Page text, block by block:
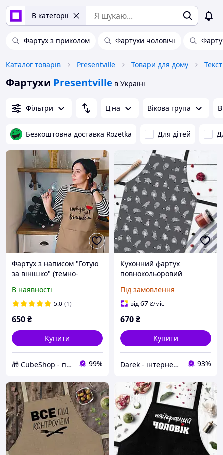
В категорії
Фартух з приколом Фартухи чоловічі
Каталог товарів Presentville Товари для дому
Фартухи Presentville в Україні
Фільтри Ціна Вікова група
Безкоштовна доставка Rozetka Для дітей
Фартух з написом "Готую
за вінішко" (темно-
В наявності
5.0 (1)
650₴
Купити
🎁 CubeShop - подарунки та подарункова упаковка 99%
Кухонний фартух
повнокольоровий
(FRTC_21M023)
Під замовлення
від67₴/міс
670₴
Купити
Darek - інтернет-магазин подарунків та декору для дому 93%